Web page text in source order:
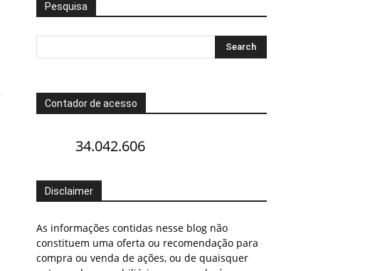
Pesquisa
Contador de acesso
34.042.606
Disclaimer
As informações contidas nesse blog não
constituem uma oferta ou recomendação para
compra ou venda de ações, ou de quaisquer